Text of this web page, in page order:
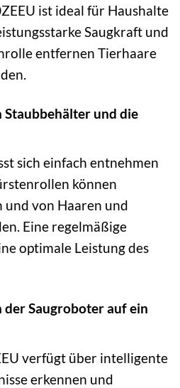
ist ideal für Haushalte
Saugkraft und
entfernen Tierhaare
Staubbehälter und die
sich einfach entnehmen
können
von Haaren und
Eine regelmäßige
optimale Leistung des
der Saugroboter auf ein
verfügt über intelligente
erkennen und